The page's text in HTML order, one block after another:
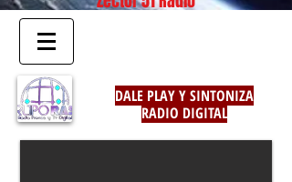
DALE PLAY Y SINTONIZA
RADIO DIGITAL